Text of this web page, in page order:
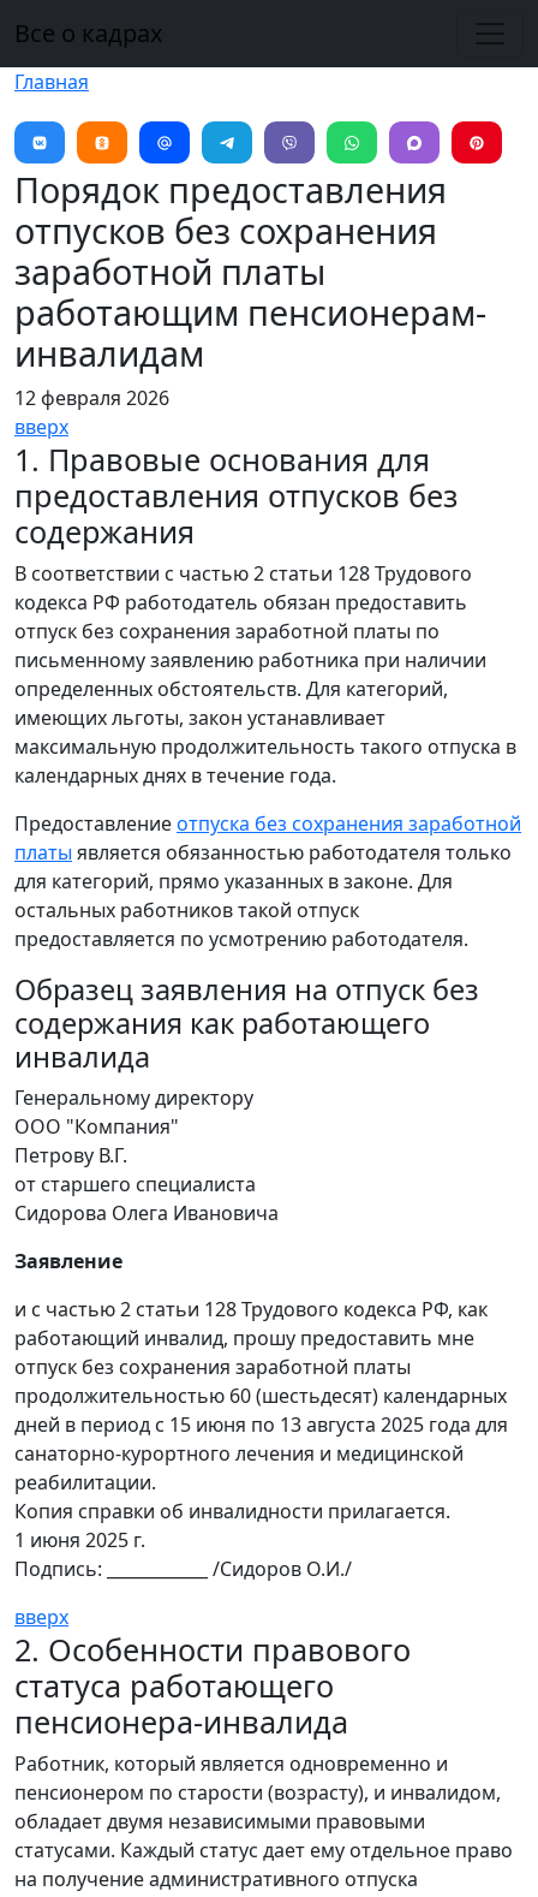
Все о кадрах
Главная
Порядок предоставления
отпусков без сохранения
заработной платы
работающим пенсионерам-
инвалидам
12 февраля 2026
вверх
1. Правовые основания для
предоставления отпусков без
содержания
В соответствии с частью 2 статьи 128 Трудового
кодекса РФ работодатель обязан предоставить
отпуск без сохранения заработной платы по
письменному заявлению работника при наличии
определенных обстоятельств. Для категорий,
имеющих льготы, закон устанавливает
максимальную продолжительность такого отпуска в
календарных днях в течение года.
Предоставлениеотпуска без сохранения заработной
платы является обязанностью работодателя только
для категорий, прямо указанных в законе. Для
остальных работников такой отпуск
предоставляется по усмотрению работодателя.
Образец заявления на отпуск без
содержания как работающего
инвалида
Генеральному директору
ООО "Компания"
Петрову В.Г.
от старшего специалиста
Сидорова Олега Ивановича
Заявление
и с частью 2 статьи 128 Трудового кодекса РФ, как
работающий инвалид, прошу предоставить мне
отпуск без сохранения заработной платы
продолжительностью 60 (шестьдесят) календарных
дней в период с 15 июня по 13 августа 2025 года для
санаторно-курортного лечения и медицинской
реабилитации.
Копия справки об инвалидности прилагается.
1 июня 2025 г.
Подпись: ____________ /Сидоров О.И./
вверх
2. Особенности правового
статуса работающего
пенсионера-инвалида
Работник, который является одновременно и
пенсионером по старости (возрасту), и инвалидом,
обладает двумя независимыми правовыми
статусами. Каждый статус дает ему отдельное право
на получение административного отпуска